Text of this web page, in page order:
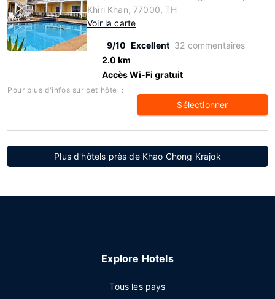
Khiri Khan, 77000, TH
Voir la carte
9/10 Excellent 32 commentaires
2.0 km
Accès Wi-Fi gratuit
Pour plus d'infos sur cet hôtel :
Sélectionner
Plus d'hôtels près de Khao Chong Krajok
Explore Hotels
Tous les pays